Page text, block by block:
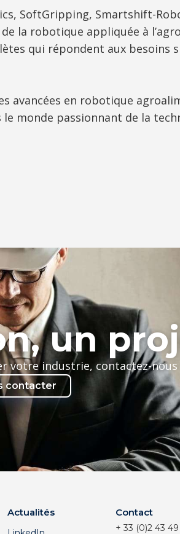
SoftGripping, Smartshift-
la robotique appliquée à
qui répondent aux besoins
avancées en robotique
le monde passionnant de la
un
votre industrie, contactez-nous
contacter
Actualités Contact
+ 33 (0)2 43